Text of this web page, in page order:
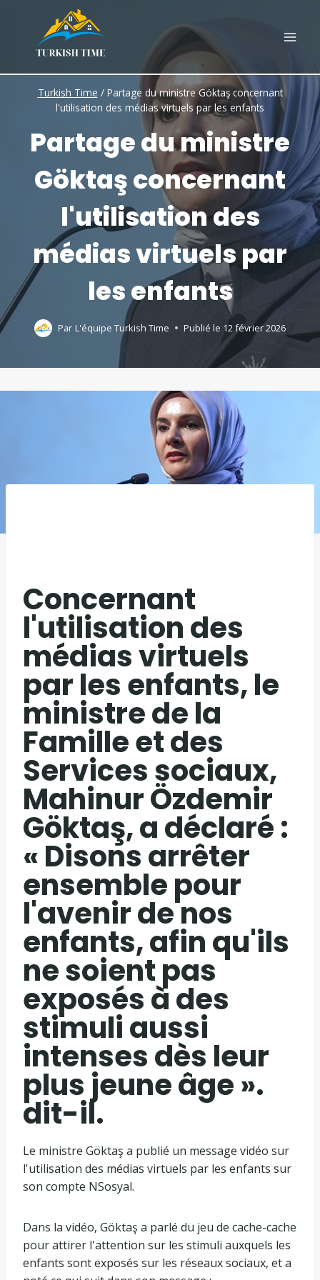
content
Turkish Time / Partage du ministre Göktaş concernant
l'utilisation des médias virtuels par les enfants
Partage du ministre
Göktaş concernant
l'utilisation des
médias virtuels par
les enfants
Par L'équipe Turkish Time Publié le 12 février 2026
Concernant
l'utilisation des
médias virtuels
par les enfants, le
ministre de la
Famille et des
Services sociaux,
Mahinur Özdemir
Göktaş, a déclaré :
« Disons arrêter
ensemble pour
l'avenir de nos
enfants, afin qu'ils
ne soient pas
exposés à des
stimuli aussi
intenses dès leur
plus jeune âge ».
dit-il.
Le ministre Göktaş a publié un message vidéo sur
l'utilisation des médias virtuels par les enfants sur
son compte NSosyal.
Dans la vidéo, Göktaş a parlé du jeu de cache-cache
pour attirer l'attention sur les stimuli auxquels les
enfants sont exposés sur les réseaux sociaux, et a